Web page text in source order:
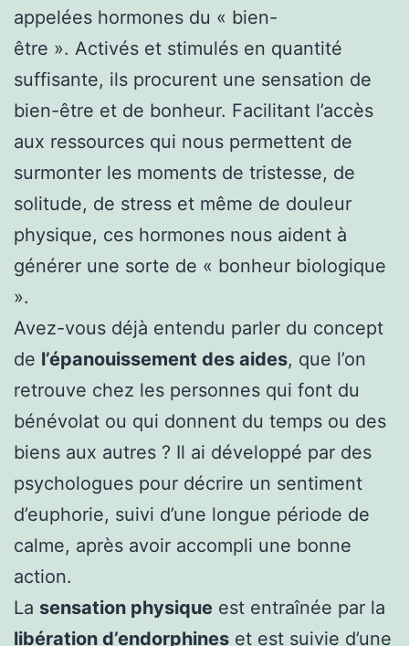
appelées hormones du « bien-
être ». Activés et stimulés en quantité
suffisante, ils procurent une sensation de
bien-être et de bonheur. Facilitant l’accès
aux ressources qui nous permettent de
surmonter les moments de tristesse, de
solitude, de stress et même de douleur
physique, ces hormones nous aident à
générer une sorte de « bonheur biologique
».
Avez-vous déjà entendu parler du concept
de l’épanouissement des aides, que l’on
retrouve chez les personnes qui font du
bénévolat ou qui donnent du temps ou des
biens aux autres ? Il ai développé par des
psychologues pour décrire un sentiment
d’euphorie, suivi d’une longue période de
calme, après avoir accompli une bonne
action.
La sensation physique est entraînée par la
libération d’endorphines et est suivie d’une